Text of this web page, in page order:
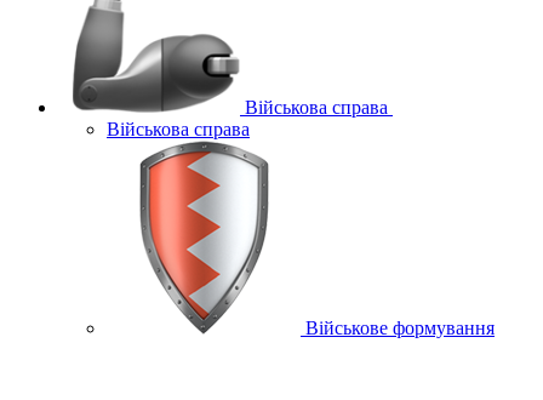
Військова справа
Військова справа
Військове формування